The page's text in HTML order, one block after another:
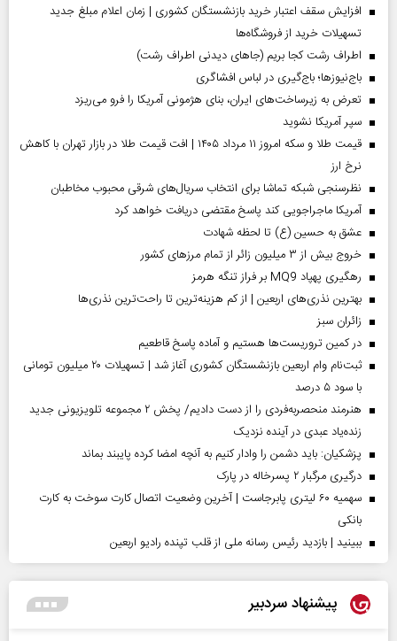
افزایش سقف اعتبار خرید بازنشستگان کشوری | زمان اعلام مبلغ جدید
تسهیلات خرید از فروشگاه‌ها
اطراف رشت کجا بریم (جاهای دیدنی اطراف رشت)
باج‌نیوزها؛ باج‌گیری در لباس افشاگری
تعرض به زیرساخت‌های ایران، بنای هژمونی آمریکا را فرو می‌ریزد
سپر آمریکا نشوید
قیمت طلا و سکه امروز ۱۱ مرداد ۱۴۰۵ | افت قیمت طلا در بازار تهران با کاهش
نرخ ارز
نظرسنجی شبکه تماشا برای انتخاب سریال‌های شرقی محبوب مخاطبان
آمریکا ماجراجویی کند پاسخ مقتضی دریافت خواهد کرد
عشق به حسین (ع) تا لحظه شهادت
خروج بیش از ۳ میلیون زائر از تمام مرز‌های کشور
رهگیری پهپاد MQ9 بر فراز تنگه هرمز
بهترین نذری‌های اربعین | از کم هزینه‌ترین تا راحت‌ترین نذری‌ها
‌زائران سبز
در کمین تروریست‌ها هستیم و آماده پاسخ قاطعیم
ثبت‌نام وام اربعین بازنشستگان کشوری آغاز شد | تسهیلات ۲۰ میلیون تومانی
با سود ۵ درصد
هنرمند منحصر‌به‌فردی را از دست دادیم/ پخش ۲ مجموعه تلویزیونی جدید
زنده‌یاد عبدی در آینده نزدیک
پزشکیان: باید دشمن را وادار کنیم به آنچه امضا کرده پایبند بماند
درگیری مرگبار ۲ پسرخاله در پارک
سهمیه ۶۰ لیتری پابرجاست | آخرین وضعیت اتصال کارت سوخت به کارت
بانکی
ببینید | بازدید رئیس رسانه ملی از قلب تپنده رادیو اربعین
پیشنهاد سردبیر